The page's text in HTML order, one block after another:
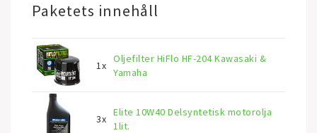
Paketets innehåll
1x
Oljefilter HiFlo HF-204 Kawasaki &
Yamaha
3x
Elite 10W40 Delsyntetisk motorolja
1lit.